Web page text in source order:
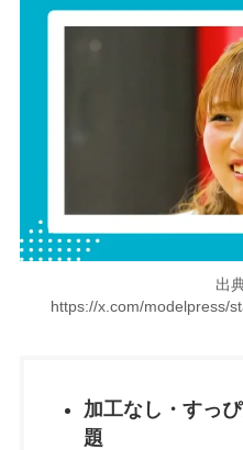
出
https://x.com/modelpress/
加工なし・すっ
題